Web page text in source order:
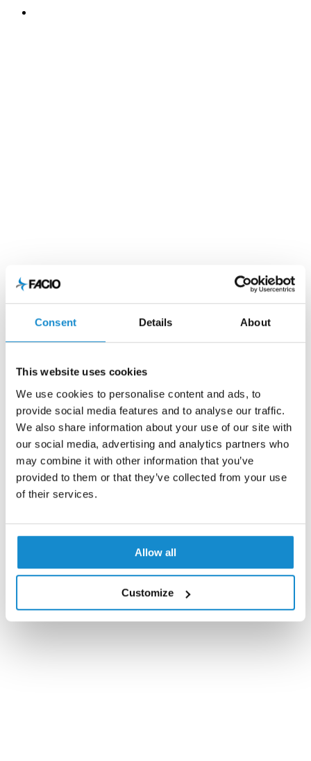
Consent Details About
This website uses cookies
We use cookies to personalise content and ads, to
provide social media features and to analyse our traffic.
We also share information about your use of our site with
our social media, advertising and analytics partners who
may combine it with other information that you’ve
provided to them or that they’ve collected from your use
of their services.
Allow all
Customize